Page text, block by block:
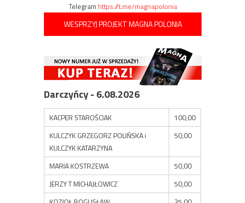
Telegramhttps://t.me/magnapolonia
WESPRZYJ PROJEKT MAGNA POLONIA
Darczyńcy - 6.08.2026
KACPER STAROŚCIAK
100,00
KULCZYK GRZEGORZ POLIŃSKA i
KULCZYK KATARZYNA
50,00
MARIA KOSTRZEWA
50,00
JERZY T MICHAJŁOWICZ
50,00